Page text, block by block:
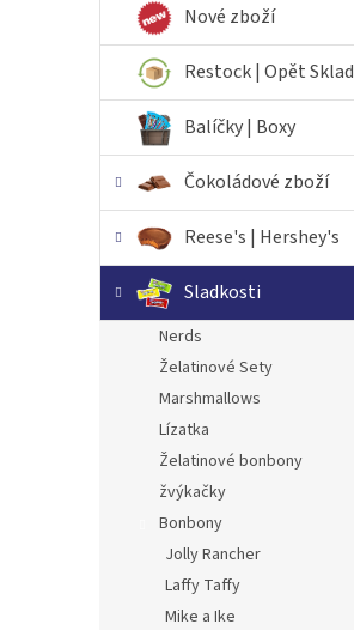
í
Nové zboží
Restock | Opět
Balíčky | Boxy
Čokoládové zboží
Reese's | Hershey's
Sladkosti
Nerds
Želatinové Sety
Marshmallows
Lízatka
Želatinové bonbony
žvýkačky
Bonbony
Jolly Rancher
Laffy Taffy
Mike a Ike